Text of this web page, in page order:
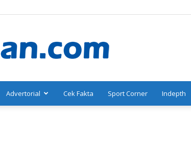
Advertorial Cek Fakta Sport Corner Indepth